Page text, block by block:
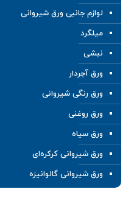
لوازم جانبی ورق شیروانی
میلگرد
نبشی
ورق آجردار
ورق رنگی شیروانی
ورق روغنی
ورق سیاه
ورق شیروانی کرکره‌ای
ورق شیروانی گالوانیزه